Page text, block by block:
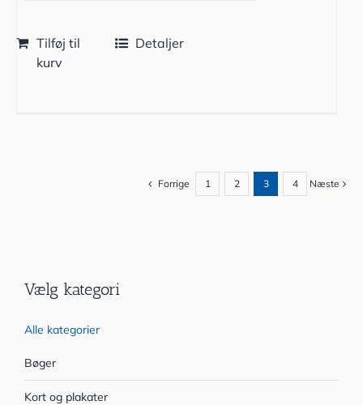
Tilføj til
kurv
Detaljer
Forrige 1 2 3 4 Næste
Vælg kategori
Alle kategorier
Bøger
Kort og plakater